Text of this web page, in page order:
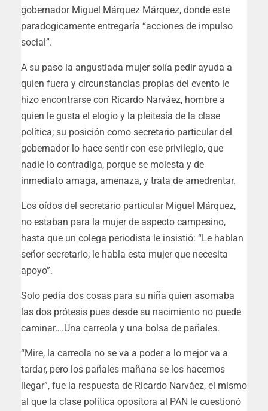
gobernador Miguel Márquez Márquez, donde este
paradogicamente entregaría “acciones de impulso
social”.
A su paso la angustiada mujer solía pedir ayuda a
quien fuera y circunstancias propias del evento le
hizo encontrarse con Ricardo Narváez, hombre a
quien le gusta el elogio y la pleitesía de la clase
política; su posición como secretario particular del
gobernador lo hace sentir con ese privilegio, que
nadie lo contradiga, porque se molesta y de
inmediato amaga, amenaza, y trata de amedrentar.
Los oídos del secretario particular Miguel Márquez,
no estaban para la mujer de aspecto campesino,
hasta que un colega periodista le insistió: “Le hablan
señor secretario; le habla esta mujer que necesita
apoyo”.
Solo pedía dos cosas para su niña quien asomaba
las dos prótesis pues desde su nacimiento no puede
caminar….Una carreola y una bolsa de pañales.
“Mire, la carreola no se va a poder a lo mejor va a
tardar, pero los pañales mañana se los hacemos
llegar”, fue la respuesta de Ricardo Narváez, el mismo
al que la clase política opositora al PAN le cuestionó